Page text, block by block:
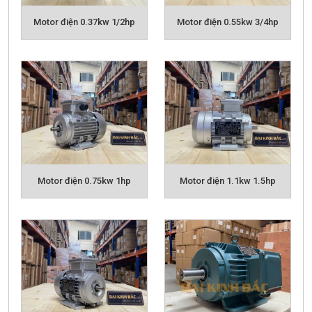
- Điện áp 3 pha 380v
CẤU TẠI ĐỘNG CƠ ĐIỆN BGM
ƯU ĐIỂM CỦA ĐỘNG CƠ ĐIỆN BGM
- Hệ số bảo vệ bụi và nước IP55, giúp hoạt
Motor điện 0.37kw 1/2hp Motor điện 0.55kw 3/4hp
Motor điện 0.75kw 1hp Motor điện 1.1kw 1.5hp